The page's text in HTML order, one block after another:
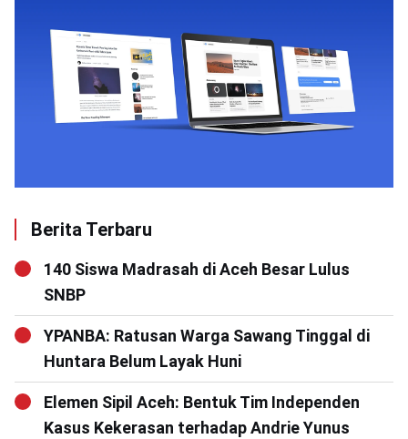
Berita Terbaru
140 Siswa Madrasah di Aceh Besar Lulus
SNBP
YPANBA: Ratusan Warga Sawang Tinggal di
Huntara Belum Layak Huni
Elemen Sipil Aceh: Bentuk Tim Independen
Kasus Kekerasan terhadap Andrie Yunus